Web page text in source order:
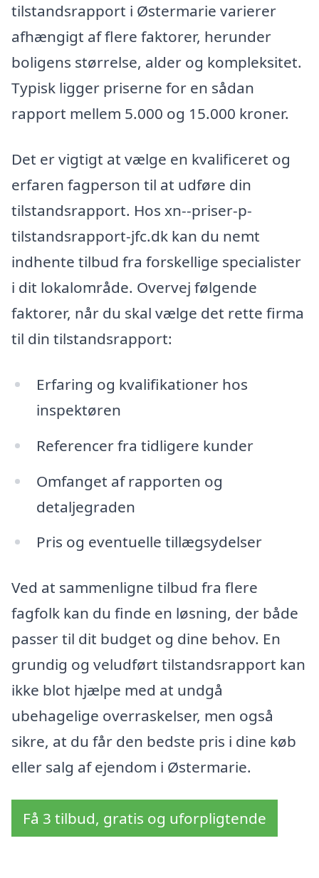
tilstandsrapport i Østermarie varierer
afhængigt af flere faktorer, herunder
boligens størrelse, alder og kompleksitet.
Typisk ligger priserne for en sådan
rapport mellem 5.000 og 15.000 kroner.
Det er vigtigt at vælge en kvalificeret og
erfaren fagperson til at udføre din
tilstandsrapport. Hos xn--priser-p-
tilstandsrapport-jfc.dk kan du nemt
indhente tilbud fra forskellige specialister
i dit lokalområde. Overvej følgende
faktorer, når du skal vælge det rette firma
til din tilstandsrapport:
Erfaring og kvalifikationer hos
inspektøren
Referencer fra tidligere kunder
Omfanget af rapporten og
detaljegraden
Pris og eventuelle tillægsydelser
Ved at sammenligne tilbud fra flere
fagfolk kan du finde en løsning, der både
passer til dit budget og dine behov. En
grundig og veludført tilstandsrapport kan
ikke blot hjælpe med at undgå
ubehagelige overraskelser, men også
sikre, at du får den bedste pris i dine køb
eller salg af ejendom i Østermarie.
Få 3 tilbud, gratis og uforpligtende